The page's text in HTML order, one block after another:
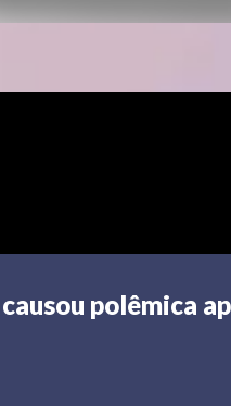
polêmica